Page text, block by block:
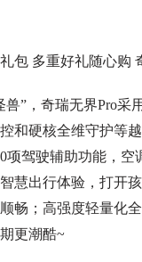
兽”，奇瑞无界Pro采
和硬核全维守护等
项驾驶辅助功能，
慧出行体验，打开
畅；高强度轻量化
更潮酷~